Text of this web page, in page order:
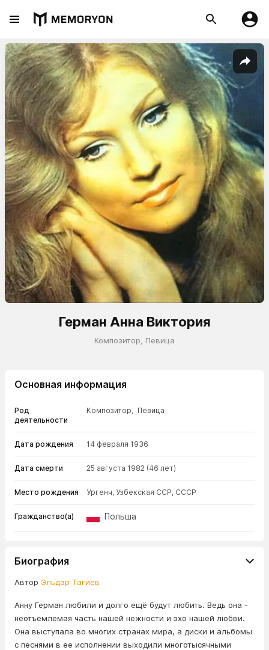
Герман Анна Виктория
Композитор, Певица
Основная информация
Род
деятельности
Композитор, Певица
Дата рождения 14 февраля 1936
Дата смерти 25 августа 1982 (46 лет)
Место рождения Ургенч, Узбекская ССР, СССР
Гражданство(а) Польша
Биография
Автор Эльдар Тагиев
Анну Герман любили и долго ещё будут любить. Ведь она -
неотъемлемая часть нашей нежности и эхо нашей любви.
Она выступала во многих странах мира, а диски и альбомы
с песнями в ее исполнении выходили многотысячными